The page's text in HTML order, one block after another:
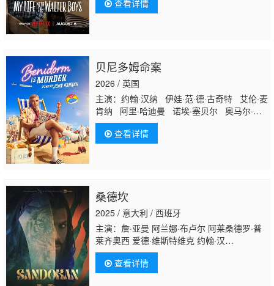
James 艾琳·卡普拉克 约翰尼·林克 米娅·洛
韦 杰克·曼利 保罗·麦克吉莱恩 Naveen
查看详情
贝尼多姆命案
2026 / 英国
主演：约翰·汉纳 伊娃·范·德·古奇特 艾伦·麦
肯纳 阿里·哈迪曼 诺埃·塞贝尔 奥马尔·沙
克尔 Tábata Cerezo Carolina Bécquer
Samantha Power 艾妮安娜·卡布罗尔 伊恩·
克宁汉 吉姆·英格利氏 Damian Schedler
查看详情
桑德坎
2025 / 意大利 / 西班牙
主演：詹·亚曼 阿兰娜·布卢尔 阿莱桑德罗·普
莱齐奥西 爱德·维斯特维克 约翰·汉
纳 Madeleine Price 萨穆埃莱·塞格雷
托 Mark Grosy Gilberto Gliozzi Freddy
吉丽卡·德维 Marcus Hodson 瑟吉·诺普
查看详情